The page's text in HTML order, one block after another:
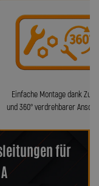
Einfache Montage dank
und 360° verdrehbarer
für